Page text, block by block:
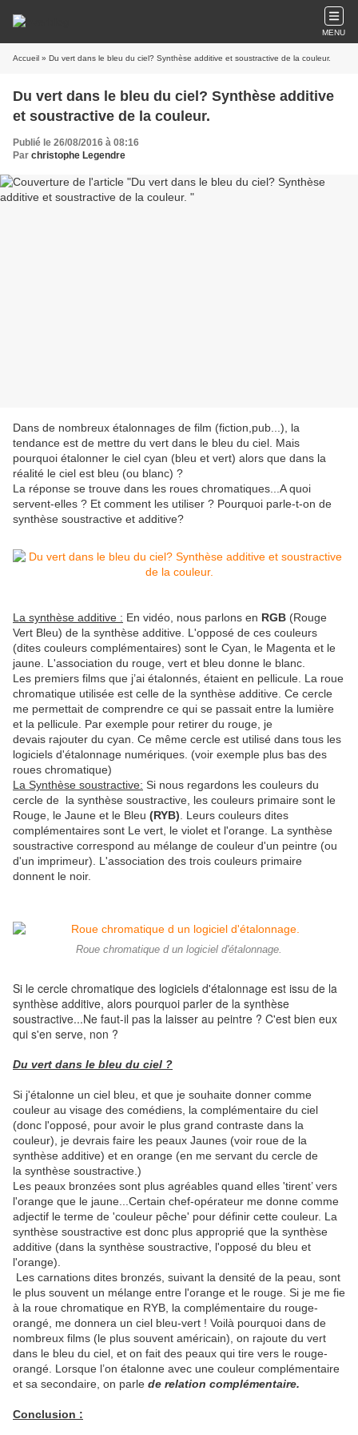
MENU
Accueil » Du vert dans le bleu du ciel? Synthèse additive et soustractive de la couleur.
Du vert dans le bleu du ciel? Synthèse additive
et soustractive de la couleur.
Publié le 26/08/2016 à 08:16
Par christophe Legendre
Dans de nombreux étalonnages de film (fiction,pub...), la
tendance est de mettre du vert dans le bleu du ciel. Mais
pourquoi étalonner le ciel cyan (bleu et vert) alors que dans la
réalité le ciel est bleu (ou blanc) ?
La réponse se trouve dans les roues chromatiques...A quoi
servent-elles ? Et comment les utiliser ? Pourquoi parle-t-on de
synthèse soustractive et additive?
La synthèse additive : En vidéo, nous parlons en RGB (Rouge
Vert Bleu) de la synthèse additive. L'opposé de ces couleurs
(dites couleurs complémentaires) sont le Cyan, le Magenta et le
jaune. L'association du rouge, vert et bleu donne le blanc.
Les premiers films que j’ai étalonnés, étaient en pellicule. La roue
chromatique utilisée est celle de la synthèse additive. Ce cercle
me permettait de comprendre ce qui se passait entre la lumière
et la pellicule. Par exemple pour retirer du rouge, je
devais rajouter du cyan. Ce même cercle est utilisé dans tous les
logiciels d'étalonnage numériques. (voir exemple plus bas des
roues chromatique)
La Synthèse soustractive: Si nous regardons les couleurs du
cercle de la synthèse soustractive, les couleurs primaire sont le
Rouge, le Jaune et le Bleu (RYB) . Leurs couleurs dites
complémentaires sont Le vert, le violet et l'orange. La synthèse
soustractive correspond au mélange de couleur d'un peintre (ou
d'un imprimeur). L'association des trois couleurs primaire
donnent le noir.
Roue chromatique d un logiciel d'étalonnage.
Si le cercle chromatique des logiciels d'étalonnage est issu de la
synthèse additive, alors pourquoi parler de la synthèse
soustractive...Ne faut-il pas la laisser au peintre ? C'est bien eux
qui s'en serve, non ?
Du vert dans le bleu du ciel ?
Si j'étalonne un ciel bleu, et que je souhaite donner comme
couleur au visage des comédiens, la complémentaire du ciel
(donc l'opposé, pour avoir le plus grand contraste dans la
couleur), je devrais faire les peaux Jaunes (voir roue de la
synthèse additive) et en orange (en me servant du cercle de
la synthèse soustractive.)
Les peaux bronzées sont plus agréables quand elles 'tirent’ vers
l'orange que le jaune...Certain chef-opérateur me donne comme
adjectif le terme de 'couleur pêche' pour définir cette couleur. La
synthèse soustractive est donc plus approprié que la synthèse
additive (dans la synthèse soustractive, l'opposé du bleu et
l'orange).
Les carnations dites bronzés, suivant la densité de la peau, sont
le plus souvent un mélange entre l'orange et le rouge. Si je me fie
à la roue chromatique en RYB, la complémentaire du rouge-
orangé, me donnera un ciel bleu-vert ! Voilà pourquoi dans de
nombreux films (le plus souvent américain), on rajoute du vert
dans le bleu du ciel, et on fait des peaux qui tire vers le rouge-
orangé. Lorsque l’on étalonne avec une couleur complémentaire
et sa secondaire, on parle de relation complémentaire.
Conclusion :